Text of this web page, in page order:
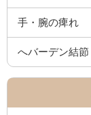
手・腕の痺れ
へバーデン結節